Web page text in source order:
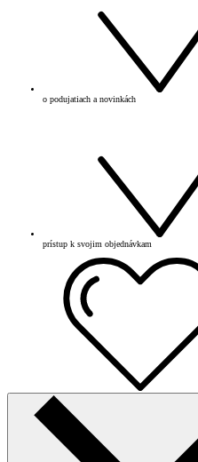
o podujatiach a novinkách
prístup k svojim objednávkam